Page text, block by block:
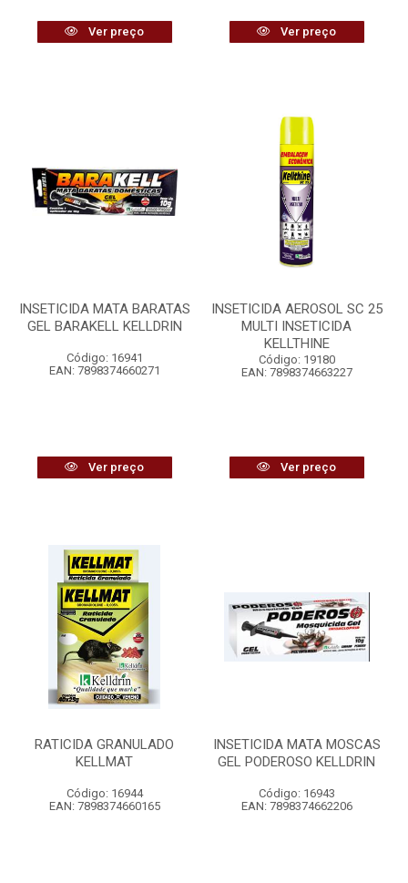
Ver preço Ver preço
INSETICIDA MATA BARATAS
GEL BARAKELL KELLDRIN
Código: 16941
EAN: 7898374660271
Ver preço
INSETICIDA AEROSOL SC 25
MULTI INSETICIDA
KELLTHINE
Código: 19180
EAN: 7898374663227
Ver preço
RATICIDA GRANULADO
KELLMAT
Código: 16944
EAN: 7898374660165
INSETICIDA MATA MOSCAS
GEL PODEROSO KELLDRIN
Código: 16943
EAN: 7898374662206